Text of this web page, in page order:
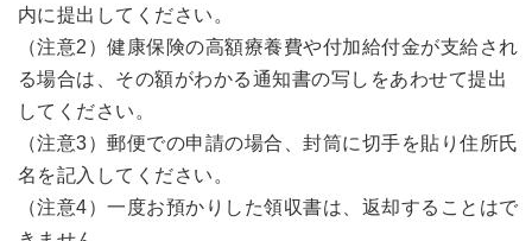
内に提出してください。
（注意2）健康保険の高額療養費や付加給付金が支給され
る場合は、その額がわかる通知書の写しをあわせて提出
してください。
（注意3）郵便での申請の場合、封筒に切手を貼り住所氏
名を記入してください。
（注意4）一度お預かりした領収書は、返却することはで